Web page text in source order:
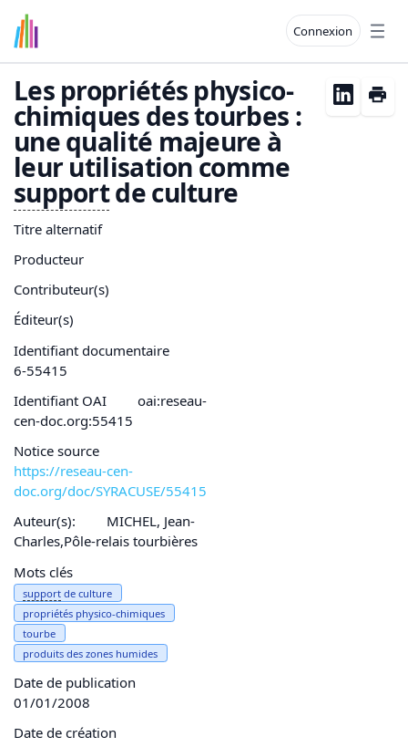
Connexion
Les propriétés physico-
chimiques des tourbes :
une qualité majeure à
leur utilisation comme
supportde culture
Titre alternatif
Producteur
Contributeur(s)
Éditeur(s)
Identifiant documentaire
6-55415
Identifiant OAI
oai:reseau-
cen-doc.org:55415
Notice source
https://reseau-cen-
doc.org/doc/SYRACUSE/55415
Auteur(s):
MICHEL, Jean-
Charles,Pôle-relais tourbières
Mots clés
support de culture
propriétés physico-chimiques
tourbe
produits des zones humides
Date de publication
01/01/2008
Date de création